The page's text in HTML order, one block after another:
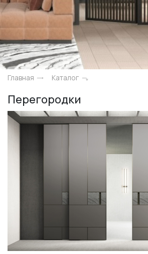
Главная Каталог
Перегородки
salon@miksal.ru
Белорусская
г. Москва, ул. Бутырский Вал, д. 32
пн-сб 10:00 - 20:00 (вс 10:00 - 19:00)
Посмотреть на карте
Телефон: +7 495 662-87-32
Email: